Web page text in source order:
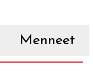
Menneet